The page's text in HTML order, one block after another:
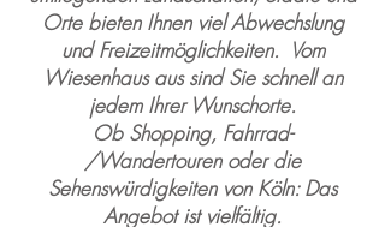
Orte bieten Ihnen viel Abwechslung
und Freizeitmöglichkeiten. Vom
Wiesenhaus aus sind Sie schnell an
jedem Ihrer Wunschorte.
Ob Shopping, Fahrrad-
/Wandertouren oder die
Sehenswürdigkeiten von Köln:Das
Angebot ist vielfältig.